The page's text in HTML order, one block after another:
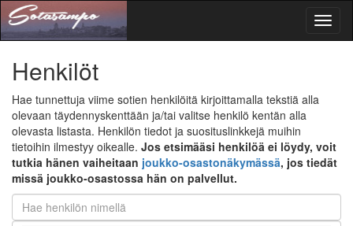
Henkilöt
Hae tunnettuja viime sotien henkilöitä kirjoittamalla tekstiä alla
olevaan täydennyskenttään ja/tai valitse henkilö kentän alla
olevasta listasta. Henkilön tiedot ja suosituslinkkejä muihin
tietoihin ilmestyy oikealle. Jos etsimääsi henkilöä ei löydy, voit
tutkia hänen vaiheitaan joukko-osastonäkymässä, jos tiedät
missä joukko-osastossa hän on palvellut.